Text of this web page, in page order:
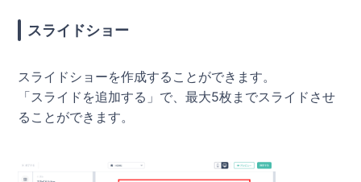
スライドショー
スライドショーを作成することができます。
「スライドを追加する」で、最大5枚までスライドさせ
ることができます。